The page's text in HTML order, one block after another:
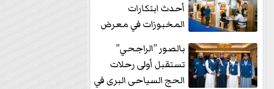
أحدث ابتكارات
المخبوزات في معرض
منتجات...
بالصور ”الراجحي”
تستقبل أولى رحلات
الحج السياحى البرى في